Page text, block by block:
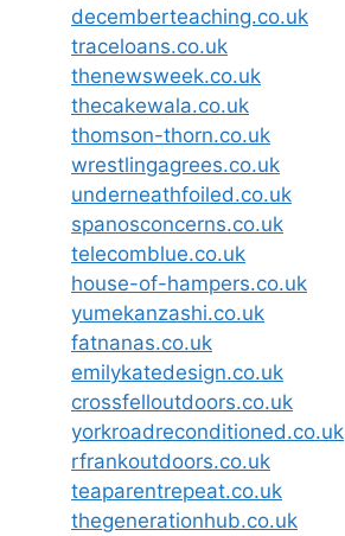
decemberteaching.co.uk
traceloans.co.uk
thenewsweek.co.uk
thecakewala.co.uk
thomson-thorn.co.uk
wrestlingagrees.co.uk
underneathfoiled.co.uk
spanosconcerns.co.uk
telecomblue.co.uk
house-of-hampers.co.uk
yumekanzashi.co.uk
fatnanas.co.uk
emilykatedesign.co.uk
crossfelloutdoors.co.uk
yorkroadreconditioned.co.uk
rfrankoutdoors.co.uk
teaparentrepeat.co.uk
thegenerationhub.co.uk